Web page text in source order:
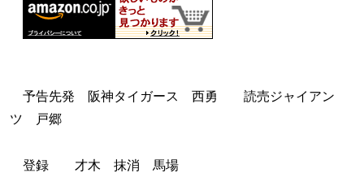
予告先発 阪神タイガース 西勇 読売ジャイアン
ツ 戸郷
登録 才木 抹消 馬場